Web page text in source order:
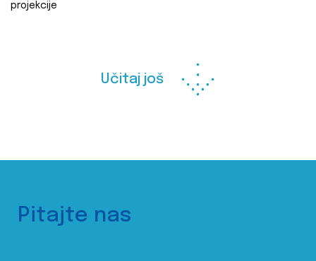
projekcije
Učitaj još
Pitajte nas